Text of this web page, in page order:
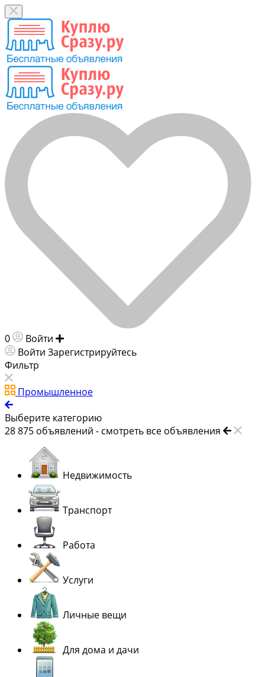
0 Войти
Войти Зарегистрируйтесь
Фильтр
Промышленное
Выберите категорию
28 875 объявлений - смотреть все объявления
Недвижимость
Транспорт
Работа
Услуги
Личные вещи
Для дома и дачи